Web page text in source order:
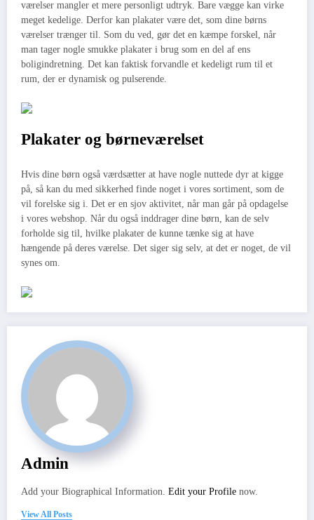
værelser mangler et mere personligt udtryk. Bare vægge kan virke
meget kedelige. Derfor kan plakater være det, som dine børns
værelser trænger til. Som du ved, gør det en kæmpe forskel, når
man tager nogle smukke plakater i brug som en del af ens
boligindretning. Det kan faktisk forvandle et kedeligt rum til et
rum, der er dynamisk og pulserende.
Plakater og børneværelset
Hvis dine børn også værdsætter at have nogle nuttede dyr at kigge
på, så kan du med sikkerhed finde noget i vores sortiment, som de
vil forelske sig i. Det er en sjov aktivitet, når man går på opdagelse
i vores webshop. Når du også inddrager dine børn, kan de selv
forholde sig til, hvilke plakater de kunne tænke sig at have
hængende på deres værelse. Det siger sig selv, at det er noget, de vil
synes om.
Admin
Add your Biographical Information. Edit your Profile now.
View All Posts